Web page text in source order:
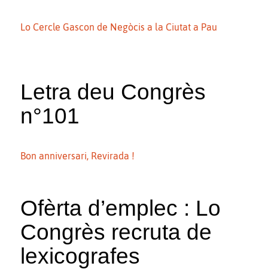
Lo Cercle Gascon de Negòcis a la Ciutat a Pau
Letra deu Congrès
n°101
Bon anniversari, Revirada !
Ofèrta d’emplec : Lo
Congrès recruta de
lexicografes